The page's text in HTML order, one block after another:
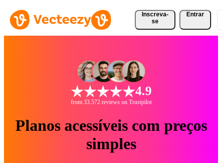
Inscreva-
se
Entrar
4.9
from 33.572 reviews on Trustpilot
Planos acessíveis com preços
simples